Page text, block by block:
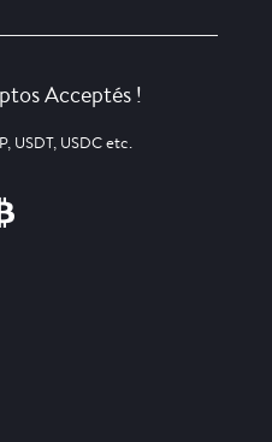
Acceptés !
USDT, USDC etc.